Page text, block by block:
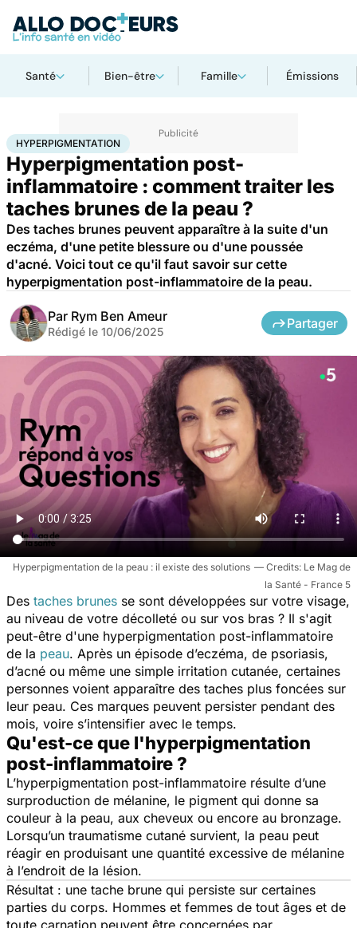
Santé Bien-être Famille Émissions
AccueilSantéHyperpigmentation
HYPERPIGMENTATION
Hyperpigmentation post-
inflammatoire : comment traiter les
taches brunes de la peau ?
Des taches brunes peuvent apparaître à la suite d'un
eczéma, d'une petite blessure ou d'une poussée
d'acné. Voici tout ce qu'il faut savoir sur cette
hyperpigmentation post-inflammatoire de la peau.
Par Rym Ben Ameur
Rédigé le 10/06/2025
Partager
Hyperpigmentation de la peau : il existe des solutions
Le Mag de
la Santé - France 5
Des taches brunes se sont développées sur votre visage,
au niveau de votre décolleté ou sur vos bras ? Il s'agit
peut-être d'une hyperpigmentation post-inflammatoire
de la peau. Après un épisode d’eczéma, de psoriasis,
d’acné ou même une simple irritation cutanée, certaines
personnes voient apparaître des taches plus foncées sur
leur peau. Ces marques peuvent persister pendant des
mois, voire s’intensifier avec le temps.
Qu'est-ce que l'hyperpigmentation
post-inflammatoire ?
L’hyperpigmentation post-inflammatoire résulte d’une
surproduction de mélanine, le pigment qui donne sa
couleur à la peau, aux cheveux ou encore au bronzage.
Lorsqu’un traumatisme cutané survient, la peau peut
réagir en produisant une quantité excessive de mélanine
à l’endroit de la lésion.
Résultat : une tache brune qui persiste sur certaines
parties du corps. Hommes et femmes de tout âges et de
toute carnation peuvent être concernées par